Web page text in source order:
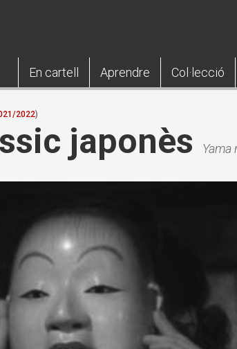
En cartell Aprendre Col·lecció
2022)
japonès Yama